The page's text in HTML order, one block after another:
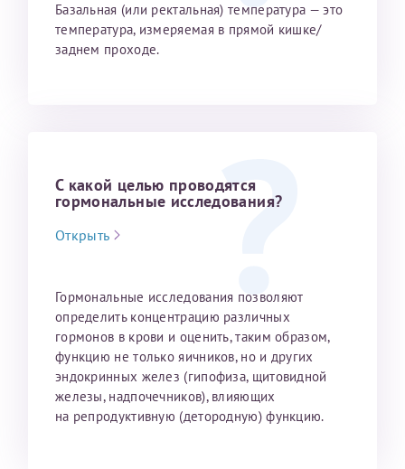
Базальная (или ректальная) температура — это
температура, измеряемая в прямой кишке/
заднем проходе.
С какой целью проводятся
гормональные исследования?
Открыть
Гормональные исследования позволяют
определить концентрацию раз­личных
гормонов в крови и оценить, таким образом,
функцию не только яичников, но и других
эндокринных желез (гипофиза, щитовидной
железы, надпочечников), влияющих
на репродуктивную (детородную) функцию.